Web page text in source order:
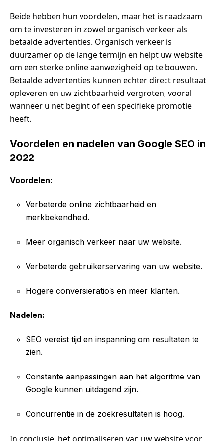
Beide hebben hun voordelen, maar het is raadzaam
om te investeren in zowel organisch verkeer als
betaalde advertenties. Organisch verkeer is
duurzamer op de lange termijn en helpt uw website
om een sterke online aanwezigheid op te bouwen.
Betaalde advertenties kunnen echter direct resultaat
opleveren en uw zichtbaarheid vergroten, vooral
wanneer u net begint of een specifieke promotie
heeft.
Voordelen en nadelen van Google SEO in
2022
Voordelen:
Verbeterde online zichtbaarheid en
merkbekendheid.
Meer organisch verkeer naar uw website.
Verbeterde gebruikerservaring van uw website.
Hogere conversieratio’s en meer klanten.
Nadelen:
SEO vereist tijd en inspanning om resultaten te
zien.
Constante aanpassingen aan het algoritme van
Google kunnen uitdagend zijn.
Concurrentie in de zoekresultaten is hoog.
In conclusie, het optimaliseren van uw website voor